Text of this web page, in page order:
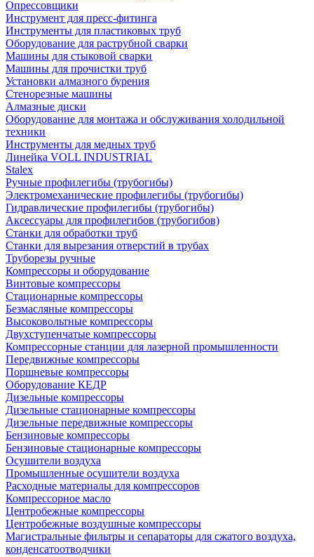
Опрессовщики
Инструмент для пресс-фитинга
Инструменты для пластиковых труб
Оборудование для раструбной сварки
Машины для стыковой сварки
Машины для прочистки труб
Установки алмазного бурения
Стенорезные машины
Алмазные диски
Оборудование для монтажа и обслуживания холодильной
техники
Инструменты для медных труб
Линейка VOLL INDUSTRIAL
Stalex
Ручные профилегибы (трубогибы)
Электромеханические профилегибы (трубогибы)
Гидравлические профилегибы (трубогибы)
Аксессуары для профилегибов (трубогибов)
Станки для обработки труб
Станки для вырезания отверстий в трубах
Труборезы ручные
Компрессоры и оборудование
Винтовые компрессоры
Стационарные компрессоры
Безмасляные компрессоры
Высоковольтные компрессоры
Двухступенчатые компрессоры
Компрессорные станции для лазерной промышленности
Передвижные компрессоры
Поршневые компрессоры
Оборудование КЕДР
Дизельные компрессоры
Дизельные стационарные компрессоры
Дизельные передвижные компрессоры
Бензиновые компрессоры
Бензиновые стационарные компрессоры
Осушители воздуха
Промышленные осушители воздуха
Расходные материалы для компрессоров
Компрессорное масло
Центробежные компрессоры
Центробежные воздушные компрессоры
Магистральные фильтры и сепараторы для сжатого воздуха,
конденсатоотводчики